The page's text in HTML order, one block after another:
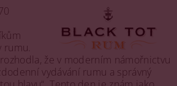
že v moderním námořnictvu
vydávání rumu a správný